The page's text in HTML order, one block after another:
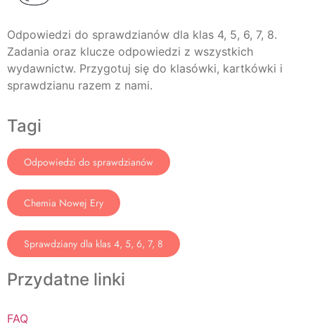
Odpowiedzi do sprawdzianów dla klas 4, 5, 6, 7, 8.
Zadania oraz klucze odpowiedzi z wszystkich
wydawnictw. Przygotuj się do klasówki, kartkówki i
sprawdzianu razem z nami.
Tagi
Odpowiedzi do sprawdzianów
Chemia Nowej Ery
Sprawdziany dla klas 4, 5, 6, 7, 8
Przydatne linki
FAQ